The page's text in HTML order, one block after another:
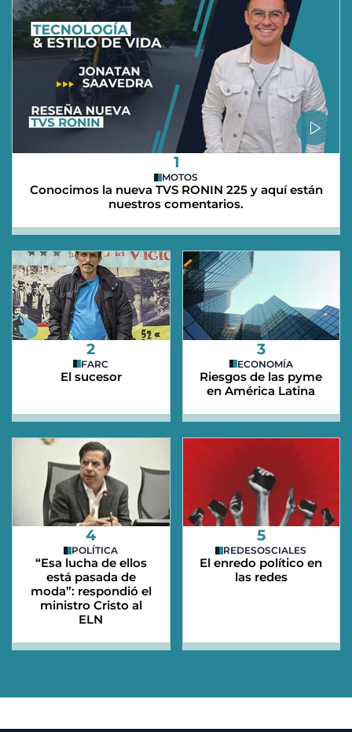
1
MOTOS
Conocimos la nueva TVS RONIN 225 y aquí están
nuestros comentarios.
2
FARC
El sucesor
3
ECONOMÍA
Riesgos de las pyme
en América Latina
4
POLÍTICA
“Esa lucha de ellos
está pasada de
moda”: respondió el
ministro Cristo al
ELN
5
REDESOSCIALES
El enredo político en
las redes